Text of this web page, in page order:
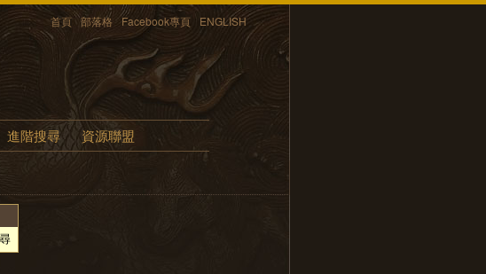
首頁 部落格 Facebook專頁 ENGLISH
進階搜尋 資源聯盟